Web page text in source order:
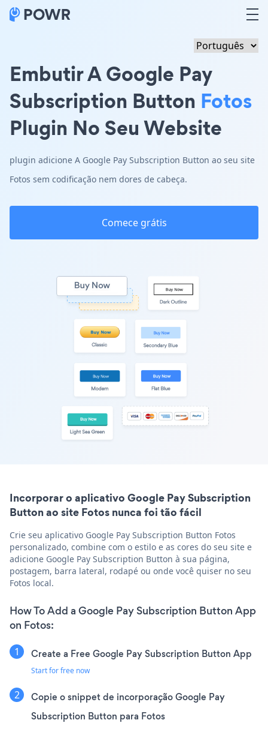
Embutir A Google Pay
Subscription Button Fotos
Plugin No Seu Website
plugin adicione A Google Pay Subscription Button ao seu site
Fotos sem codificação nem dores de cabeça.
Comece grátis
Incorporar o aplicativo Google Pay Subscription
Button ao site Fotos nunca foi tão fácil
Crie seu aplicativo Google Pay Subscription Button Fotos
personalizado, combine com o estilo e as cores do seu site e
adicione Google Pay Subscription Button à sua página,
postagem, barra lateral, rodapé ou onde você quiser no seu
Fotos local.
How To Add a Google Pay Subscription Button App
on Fotos:
Create a Free Google Pay Subscription Button App
Start for free now
Copie o snippet de incorporação Google Pay
Subscription Button para Fotos